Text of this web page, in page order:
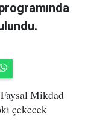
Mikdad
çekecek